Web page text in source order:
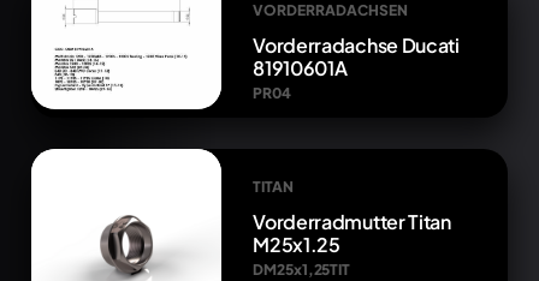
VORDERRADACHSEN
Vorderradachse Ducati
81910601A
PR04
TITAN
Vorderradmutter Titan
M25x1.25
DM25x1,25TIT